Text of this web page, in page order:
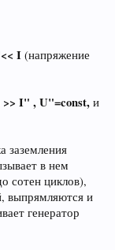
I (напряжение
>> I" , U"=const, и
заземления
в нем
сотен циклов),
выпрямляются и
генератор